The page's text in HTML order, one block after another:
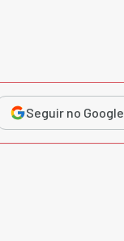
Seguir no Google